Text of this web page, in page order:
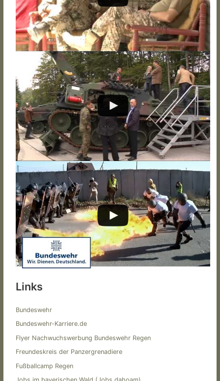
Links
Bundeswehr
Bundeswehr-Karriere.de
Flyer Nachwuchswerbung Bundeswehr Regen
Freundeskreis der Panzergrenadiere
Fußballcamp Regen